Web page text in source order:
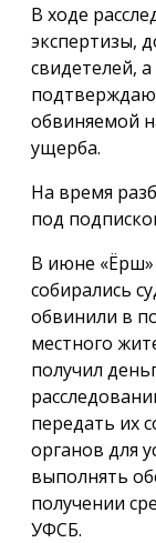
В ходе
экспертизы,
свидетелей,
обвиняемой
ущерба.
На время
под
В июне «Ёрш»
собирались
обвинили в
местного
получил
передать их
органов для
выполнять
получении
УФСБ.